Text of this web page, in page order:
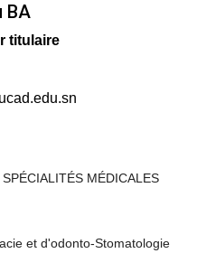
BA
titulaire
MÉDICALES
et d'odonto-Stomatologie